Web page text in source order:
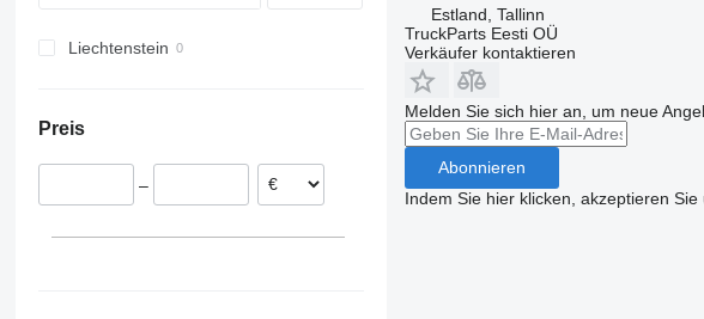
Liechtenstein
Preis
–
Estland, Tallinn
TruckParts Eesti OÜ
Verkäufer kontaktieren
Melden Sie sich hier an, um neue
Abonnieren
Indem Sie hier klicken, akzeptieren Sie